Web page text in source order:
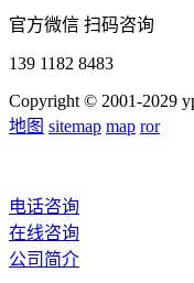
官方微信 扫码咨询
139 1182 8483
Copyright © 2001-2029
地图 sitemap map ror
电话咨询
在线咨询
公司简介